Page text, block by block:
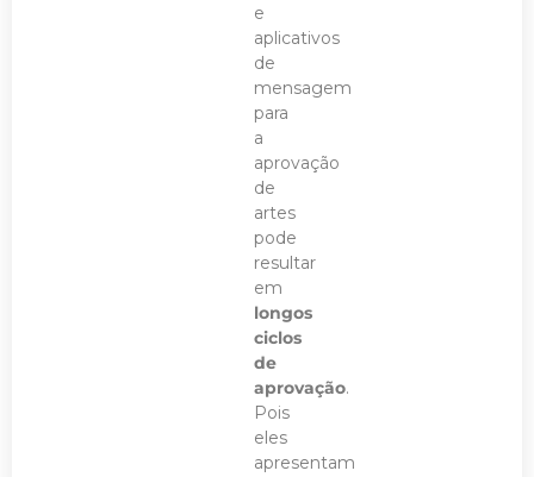
e
aplicativos
de
mensagem
para
a
aprovação
de
artes
pode
resultar
em
longos
ciclos
de
aprovação.
Pois
eles
apresentam